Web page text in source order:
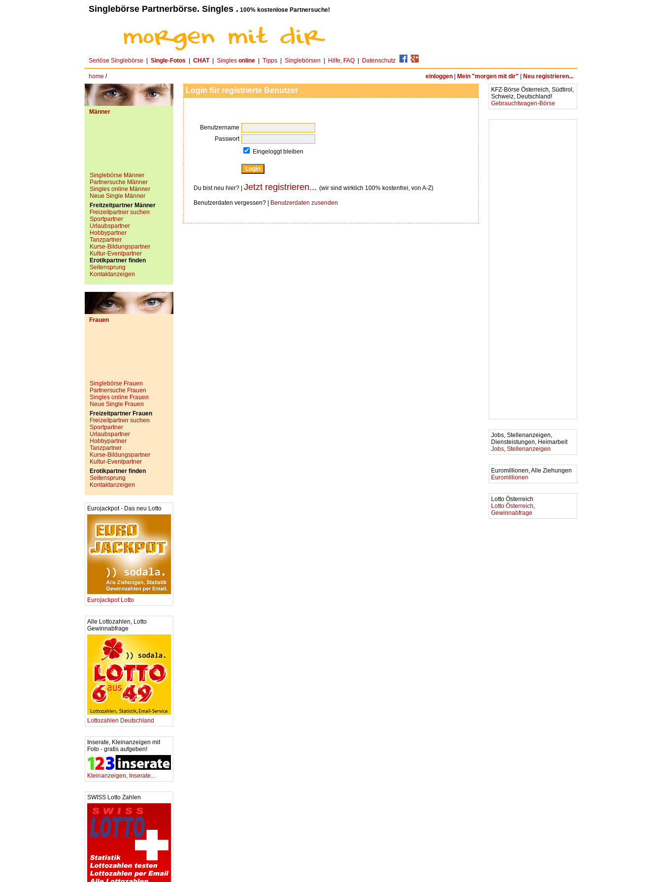
Singlebörse Partnerbörse. Singles . 100% kostenlose Partnersuche!
Seriöse Singlebörse Single-Fotos CHAT| Singles online Tipps Singlebörsen Hilfe, FAQ Datenschutz
home / einloggen Mein "morgen mit dir" Neu registrieren...
Männer
Singlebörse Männer
Partnersuche Männer
Singles online Männer
Neue Single Männer
Freitzeitpartner Männer
Freizeitpartner suchen
Sportpartner
Urlaubspartner
Hobbypartner
Tanzpartner
Kurse-Bildungspartner
Kultur-Eventpartner
Erotikpartner finden
Seitensprung
Kontaktanzeigen
Frauen
Singlebörse Frauen
Partnersuche Frauen
Singles online Frauen
Neue Single Frauen
Freizeitpartner Frauen
Freizeitpartner suchen
Sportpartner
Urlaubspartner
Hobbypartner
Tanzpartner
Kurse-Bildungspartner
Kultur-Eventpartner
Erotikpartner finden
Seitensprung
Kontaktanzeigen
Eurojackpot - Das neu Lotto
Eurojackpot Lotto
Alle Lottozahlen, Lotto
Gewinnabfrage
Lottozahlen Deutschland
Inserate, Kleinanzeigen mit
Foto - gratis aufgeben!
Kleinanzeigen, Inserate...
SWISS Lotto Zahlen
Login für registrierte Benutzer
Benutzername
Passwort
Eingeloggt bleiben
Du bist neu hier? | Jetzt registrieren... (wir sind wirklich 100% kostenfrei, von A-Z)
Benutzerdaten vergessen? | Benutzerdaten zusenden
KFZ-Börse Österreich, Südtirol,
Schweiz, Deutschland!
Gebrauchtwagen-Börse
Jobs, Stellenanzeigen,
Diensteistungen, Heimarbeit
Jobs, Stellenanzeigen
Euromillionen, Alle Ziehungen
Euromillionen
Lotto Österreich
Lotto Österreich,
Gewinnabfrage